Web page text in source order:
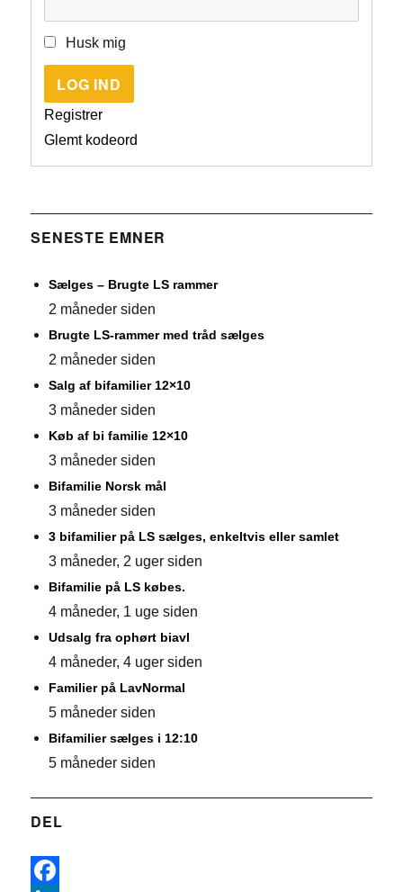
Husk mig
LOG IND
Registrer
Glemt kodeord
SENESTE EMNER
Sælges – Brugte LS rammer
2 måneder siden
Brugte LS-rammer med tråd sælges
2 måneder siden
Salg af bifamilier 12×10
3 måneder siden
Køb af bi familie 12×10
3 måneder siden
Bifamilie Norsk mål
3 måneder siden
3 bifamilier på LS sælges, enkeltvis eller samlet
3 måneder, 2 uger siden
Bifamilie på LS købes.
4 måneder, 1 uge siden
Udsalg fra ophørt biavl
4 måneder, 4 uger siden
Familier på LavNormal
5 måneder siden
Bifamilier sælges i 12:10
5 måneder siden
DEL